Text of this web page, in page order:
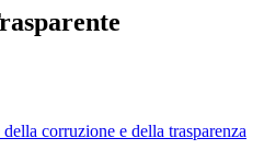
corruzione e della trasparenza